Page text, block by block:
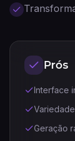
Prós
Interface
Geração